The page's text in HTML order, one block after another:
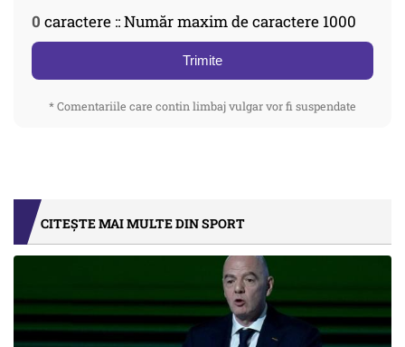
0 caractere :: Număr maxim de caractere 1000
Trimite
* Comentariile care contin limbaj vulgar vor fi suspendate
CITEȘTE MAI MULTE DIN SPORT